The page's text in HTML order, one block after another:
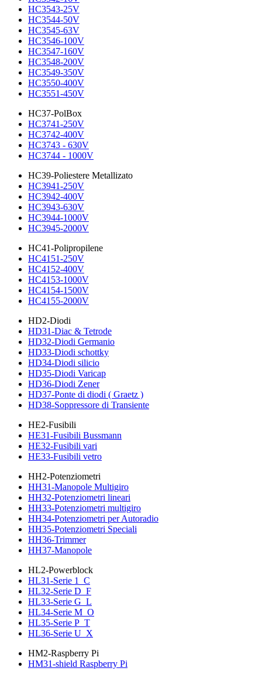
HC3543-25V
HC3544-50V
HC3545-63V
HC3546-100V
HC3547-160V
HC3548-200V
HC3549-350V
HC3550-400V
HC3551-450V
HC37-PolBox
HC3741-250V
HC3742-400V
HC3743 - 630V
HC3744 - 1000V
HC39-Poliestere Metallizato
HC3941-250V
HC3942-400V
HC3943-630V
HC3944-1000V
HC3945-2000V
HC41-Polipropilene
HC4151-250V
HC4152-400V
HC4153-1000V
HC4154-1500V
HC4155-2000V
HD2-Diodi
HD31-Diac & Tetrode
HD32-Diodi Germanio
HD33-Diodi schottky
HD34-Diodi silicio
HD35-Diodi Varicap
HD36-Diodi Zener
HD37-Ponte di diodi ( Graetz )
HD38-Soppressore di Transiente
HE2-Fusibili
HE31-Fusibili Bussmann
HE32-Fusibili vari
HE33-Fusibili vetro
HH2-Potenziometri
HH31-Manopole Multigiro
HH32-Potenziometri lineari
HH33-Potenziometri multigiro
HH34-Potenziometri per Autoradio
HH35-Potenziometri Speciali
HH36-Trimmer
HH37-Manopole
HL2-Powerblock
HL31-Serie 1_C
HL32-Serie D_F
HL33-Serie G_L
HL34-Serie M_O
HL35-Serie P_T
HL36-Serie U_X
HM2-Raspberry Pi
HM31-shield Raspberry Pi